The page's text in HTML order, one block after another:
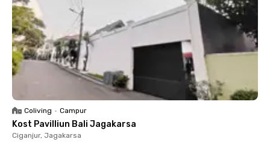
Coliving • Campur
Kost Pavilliun Bali Jagakarsa
Ciganjur, Jagakarsa